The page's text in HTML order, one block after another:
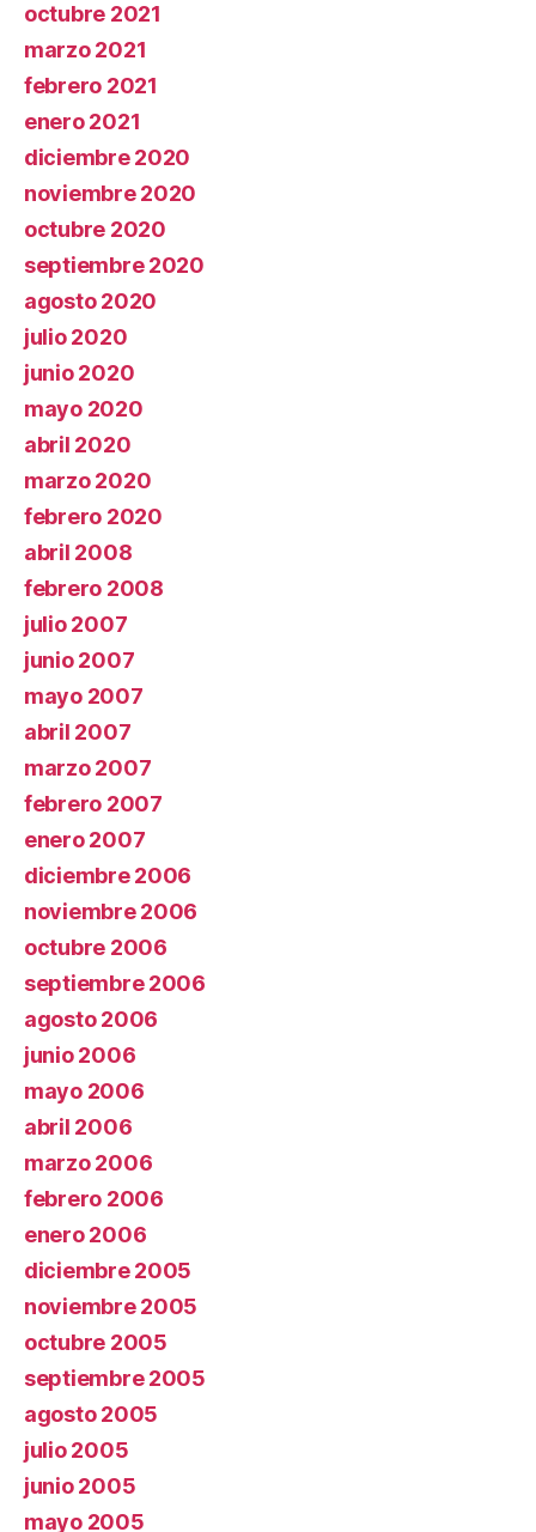
octubre 2021
marzo 2021
febrero 2021
enero 2021
diciembre 2020
noviembre 2020
octubre 2020
septiembre 2020
agosto 2020
julio 2020
junio 2020
mayo 2020
abril 2020
marzo 2020
febrero 2020
abril 2008
febrero 2008
julio 2007
junio 2007
mayo 2007
abril 2007
marzo 2007
febrero 2007
enero 2007
diciembre 2006
noviembre 2006
octubre 2006
septiembre 2006
agosto 2006
junio 2006
mayo 2006
abril 2006
marzo 2006
febrero 2006
enero 2006
diciembre 2005
noviembre 2005
octubre 2005
septiembre 2005
agosto 2005
julio 2005
junio 2005
mayo 2005